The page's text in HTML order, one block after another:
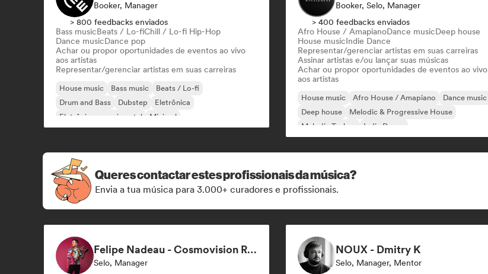
Booker, Manager
> 800 feedbacks enviados
Bass musicBeats / Lo-fiChill / Lo-fi Hip-Hop
Dance musicDance pop
Achar ou propor oportunidades de eventos ao vivo
aos artistas
Representar/gerenciar artistas em suas carreiras
House music Bass music
Beats / Lo-fi
Drum and Bass
Dubstep
Eletrônica
Eletrônica experimental
Minimal
Booker, Selo, Manager
> 400 feedbacks enviados
Afro House / AmapianoDance musicDeep house
House musicIndie Dance
Representar/gerenciar artistas em suas carreiras
Assinar artistas e/ou lançar suas músicas
Achar ou propor oportunidades de eventos ao vivo
aos artistas
House music Afro House / Amapiano
Dance music
Deep house
Melodic & Progressive House
Melodic Techno
Indie Dance
Queres contactar estes profissionais da música?
Envia a tua música para 3.000+ curadores e profissionais.
Felipe Nadeau - Cosmovision Records & Ritmos del Sur
Selo, Manager
NOUX - Dmitry K
Selo, Manager, Mentor